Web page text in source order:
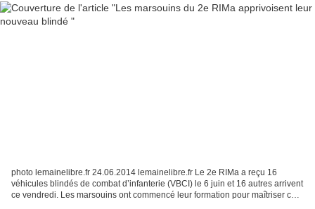
photo lemainelibre.fr 24.06.2014 lemainelibre.fr Le 2e RIMa a reçu 16
véhicules blindés de combat d’infanterie (VBCI) le 6 juin et 16 autres arrivent
ce vendredi. Les marsouins ont commencé leur formation pour maîtriser ces